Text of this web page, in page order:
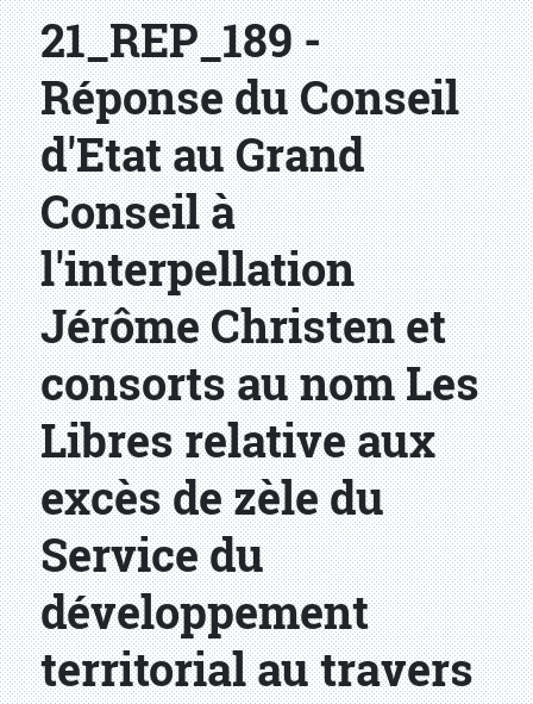
21_REP_189 -
Réponse du Conseil
d'Etat au Grand
Conseil à
l'interpellation
Jérôme Christen et
consorts au nom Les
Libres relative aux
excès de zèle du
Service du
développement
territorial au travers